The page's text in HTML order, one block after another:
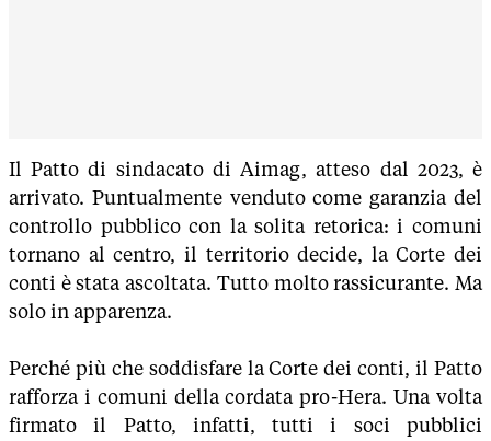
Il Patto di sindacato di Aimag, atteso dal 2023, è
arrivato. Puntualmente venduto come garanzia del
controllo pubblico con la solita retorica: i comuni
tornano al centro, il territorio decide, la Corte dei
conti è stata ascoltata. Tutto molto rassicurante. Ma
solo in apparenza.
Perché più che soddisfare la Corte dei conti, il Patto
rafforza i comuni della cordata pro-Hera. Una volta
firmato il Patto, infatti, tutti i soci pubblici